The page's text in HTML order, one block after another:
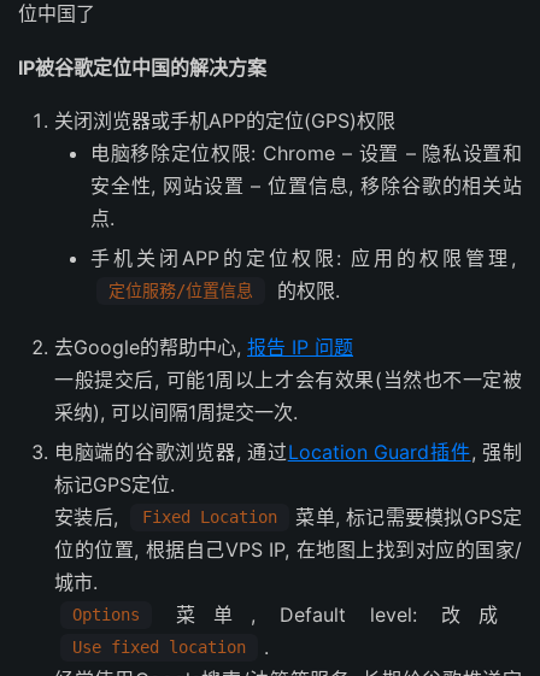
位中国了
IP被谷歌定位中国的解决方案
关闭浏览器或手机APP的定位(GPS)权限
电脑移除定位权限: Chrome – 设置 – 隐私设置和
安全性, 网站设置 – 位置信息, 移除谷歌的相关站
点.
手机关闭APP的定位权限: 应用的权限管理,
定位服務/位置信息 的权限.
去Google的帮助中心, 报告 IP 问题
一般提交后, 可能1周以上才会有效果(当然也不一定被
采纳), 可以间隔1周提交一次.
电脑端的谷歌浏览器, 通过Location Guard插件, 强制
标记GPS定位.
安装后,
Fixed Location
菜单, 标记需要模拟GPS定
位的位置, 根据自己VPS IP, 在地图上找到对应的国家/
城市.
Options 菜单, Default level: 改成
Use fixed location
.